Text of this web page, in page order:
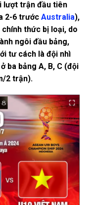
lượt trận đầu tiên
2-6 trước Australia),
thức bị loại, do
ngôi đầu bảng,
tư cách là đội nhì
ba bảng A, B, C (đội
2 trận).